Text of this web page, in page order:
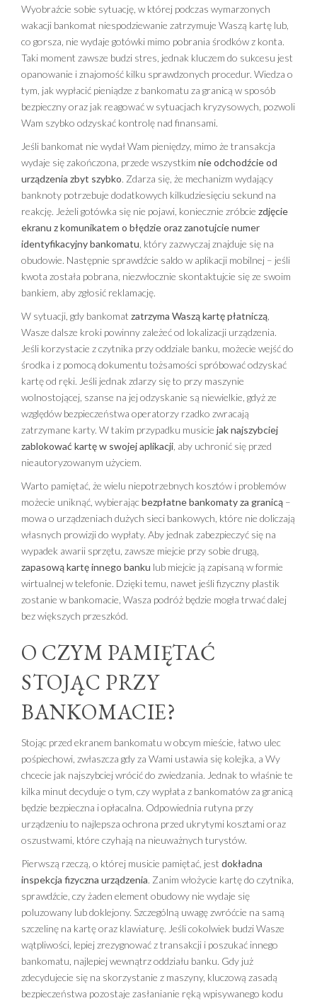
Wyobraźcie sobie sytuację, w której podczas wymarzonych
wakacji bankomat niespodziewanie zatrzymuje Waszą kartę lub,
co gorsza, nie wydaje gotówki mimo pobrania środków z konta.
Taki moment zawsze budzi stres, jednak kluczem do sukcesu jest
opanowanie i znajomość kilku sprawdzonych procedur. Wiedza o
tym, jak wypłacić pieniądze z bankomatu za granicą w sposób
bezpieczny oraz jak reagować w sytuacjach kryzysowych, pozwoli
Wam szybko odzyskać kontrolę nad finansami.
Jeśli bankomat nie wydał Wam pieniędzy, mimo że transakcja
wydaje się zakończona, przede wszystkim nie odchodźcie od
urządzenia zbyt szybko. Zdarza się, że mechanizm wydający
banknoty potrzebuje dodatkowych kilkudziesięciu sekund na
reakcję. Jeżeli gotówka się nie pojawi, koniecznie zróbcie zdjęcie
ekranu z komunikatem o błędzie oraz zanotujcie numer
identyfikacyjny bankomatu , który zazwyczaj znajduje się na
obudowie. Następnie sprawdźcie saldo w aplikacji mobilnej – jeśli
kwota została pobrana, niezwłocznie skontaktujcie się ze swoim
bankiem, aby zgłosić reklamację.
W sytuacji, gdy bankomat zatrzyma Waszą kartę płatniczą
Wasze dalsze kroki powinny zależeć od lokalizacji urządzenia.
Jeśli korzystacie z czytnika przy oddziale banku, możecie wejść do
środka i z pomocą dokumentu tożsamości spróbować odzyskać
kartę od ręki. Jeśli jednak zdarzy się to przy maszynie
wolnostojącej, szanse na jej odzyskanie są niewielkie, gdyż ze
względów bezpieczeństwa operatorzy rzadko zwracają
zatrzymane karty. W takim przypadku musicie jak najszybciej
zablokować kartę w swojej aplikacji , aby uchronić się przed
nieautoryzowanym użyciem.
Warto pamiętać, że wielu niepotrzebnych kosztów i problemów
możecie uniknąć, wybierającbezpłatne bankomaty za granicą –
mowa o urządzeniach dużych sieci bankowych, które nie doliczają
własnych prowizji do wypłaty. Aby jednak zabezpieczyć się na
wypadek awarii sprzętu, zawsze miejcie przy sobie drugą,
zapasową kartę innego banku lub miejcie ją zapisaną w formie
wirtualnej w telefonie. Dzięki temu, nawet jeśli fizyczny plastik
zostanie w bankomacie, Wasza podróż będzie mogła trwać dalej
bez większych przeszkód.
O CZYM PAMIĘTAĆ
STOJĄC PRZY
BANKOMACIE?
Stojąc przed ekranem bankomatu w obcym mieście, łatwo ulec
pośpiechowi, zwłaszcza gdy za Wami ustawia się kolejka, a Wy
chcecie jak najszybciej wrócić do zwiedzania. Jednak to właśnie te
kilka minut decyduje o tym, czy wypłata z bankomatów za granicą
będzie bezpieczna i opłacalna. Odpowiednia rutyna przy
urządzeniu to najlepsza ochrona przed ukrytymi kosztami oraz
oszustwami, które czyhają na nieuważnych turystów.
Pierwszą rzeczą, o której musicie pamiętać, jest dokładna
inspekcja fizyczna urządzenia. Zanim włożycie kartę do czytnika,
sprawdźcie, czy żaden element obudowy nie wydaje się
poluzowany lub doklejony. Szczególną uwagę zwróćcie na samą
szczelinę na kartę oraz klawiaturę. Jeśli cokolwiek budzi Wasze
wątpliwości, lepiej zrezygnować z transakcji i poszukać innego
bankomatu, najlepiej wewnątrz oddziału banku. Gdy już
zdecydujecie się na skorzystanie z maszyny, kluczową zasadą
bezpieczeństwa pozostaje zasłanianie ręką wpisywanego kodu